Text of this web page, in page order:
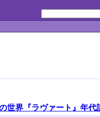
世界『ラヴァート』年代